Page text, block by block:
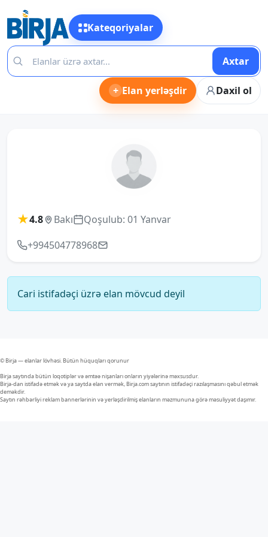
Kateqoriyalar
Axtar
+ Elan yerləşdir Daxil ol
★4.8 Bakı
Qoşulub: 01 Yanvar
+994504778968
Cari istifadəçi üzrə elan mövcud deyil
© Birja — elanlar lövhəsi. Bütün hüquqları qorunur
Birja saytında bütün loqotiplər və əmtəə nişanları onların yiyələrinə məxsusdur.
Birja-dan istifadə etmək və ya saytda elan vermək, Birja.com saytının istifadəçi razılaşmasını qəbul etmək
deməkdir.
Saytın rəhbərliyi reklam bannerlərinin və yerləşdirilmiş elanların məzmununa görə məsuliyyət daşımır.